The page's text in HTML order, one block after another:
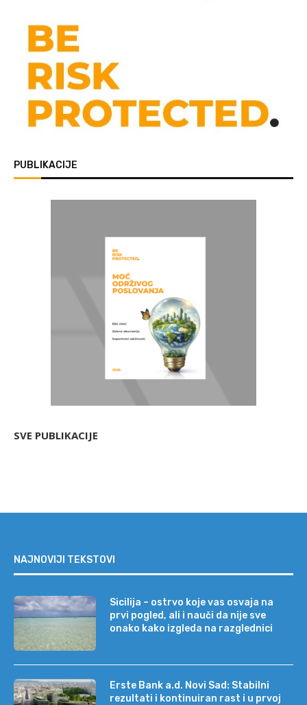
PUBLIKACIJE
SVE PUBLIKACIJE
NAJNOVIJI TEKSTOVI
Sicilija – ostrvo koje vas osvaja na
prvi pogled, ali i nauči da nije sve
onako kako izgleda na razglednici
Erste Bank a.d. Novi Sad: Stabilni
rezultati i kontinuiran rast i u prvoj